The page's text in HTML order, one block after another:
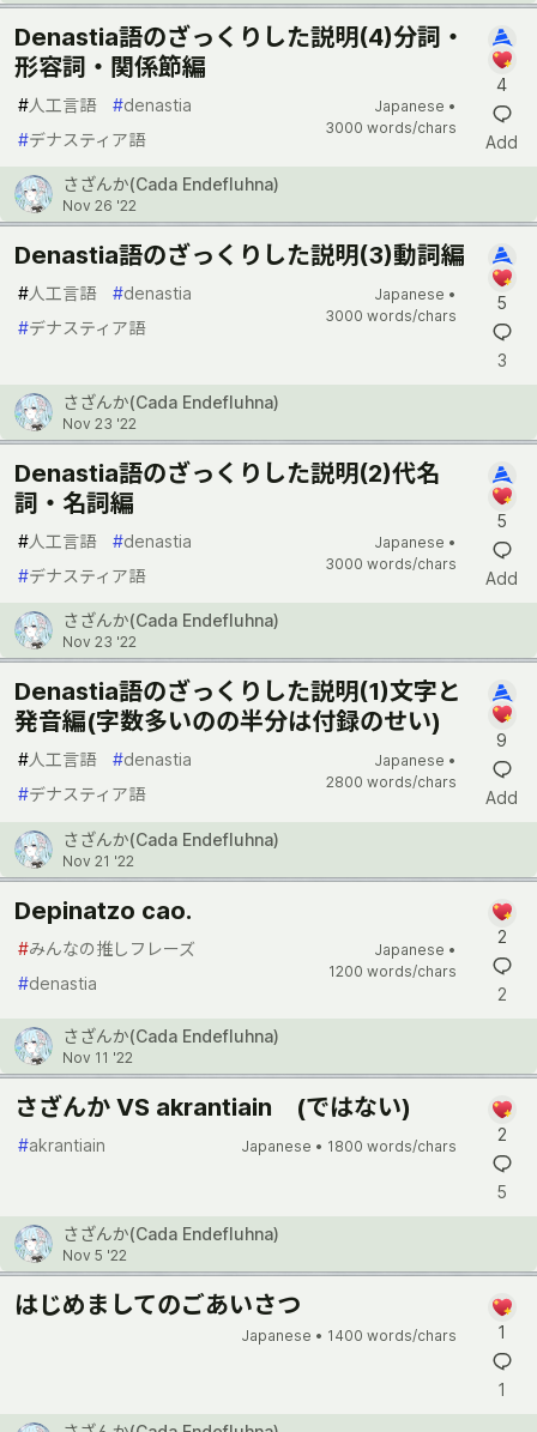
Denastia語のざっくりした説明(4)分詞・
形容詞・関係節編
#人工言語 #denastia
#デナスティア語
Japanese •
3000 words/chars
4
Add
さざんか(Cada Endefluhna)
Nov 26 '22
Denastia語のざっくりした説明(3)動詞編
#人工言語 #denastia
#デナスティア語
Japanese •
3000 words/chars
5
3
さざんか(Cada Endefluhna)
Nov 23 '22
Denastia語のざっくりした説明(2)代名
詞・名詞編
#人工言語 #denastia
#デナスティア語
Japanese •
3000 words/chars
5
Add
さざんか(Cada Endefluhna)
Nov 23 '22
Denastia語のざっくりした説明(1)文字と
発音編(字数多いのの半分は付録のせい)
#人工言語 #denastia
#デナスティア語
Japanese •
2800 words/chars
9
Add
さざんか(Cada Endefluhna)
Nov 21 '22
Depinatzo cao.
#みんなの推しフレーズ
#denastia
Japanese •
1200 words/chars
2
2
さざんか(Cada Endefluhna)
Nov 11 '22
さざんか VS akrantiain (ではない)
#akrantiain Japanese • 1800 words/chars
2
5
さざんか(Cada Endefluhna)
Nov 5 '22
はじめましてのごあいさつ
Japanese • 1400 words/chars 1
1